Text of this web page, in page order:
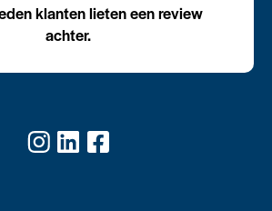
klanten lieten een review
achter.